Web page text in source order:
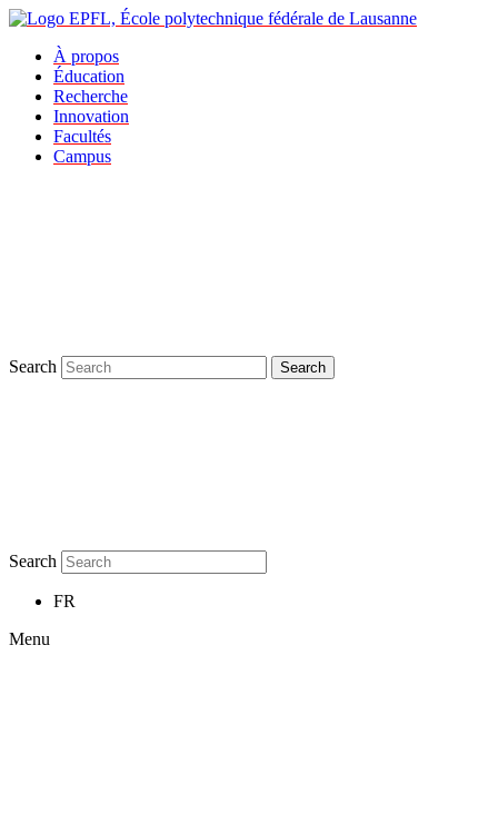
À propos
Éducation
Recherche
Innovation
Facultés
Campus
Search Search
Search
FR
Menu